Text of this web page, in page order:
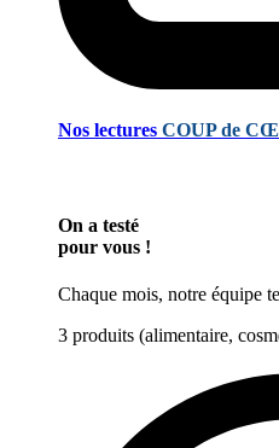
Nos lectures COUP de
On a testé
pour vous !
Chaque mois, notre équipe
3 produits (alimentaire,